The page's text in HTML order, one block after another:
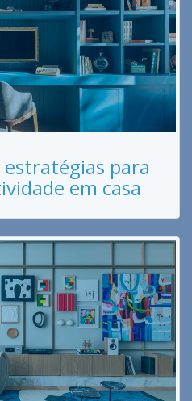
para
em casa